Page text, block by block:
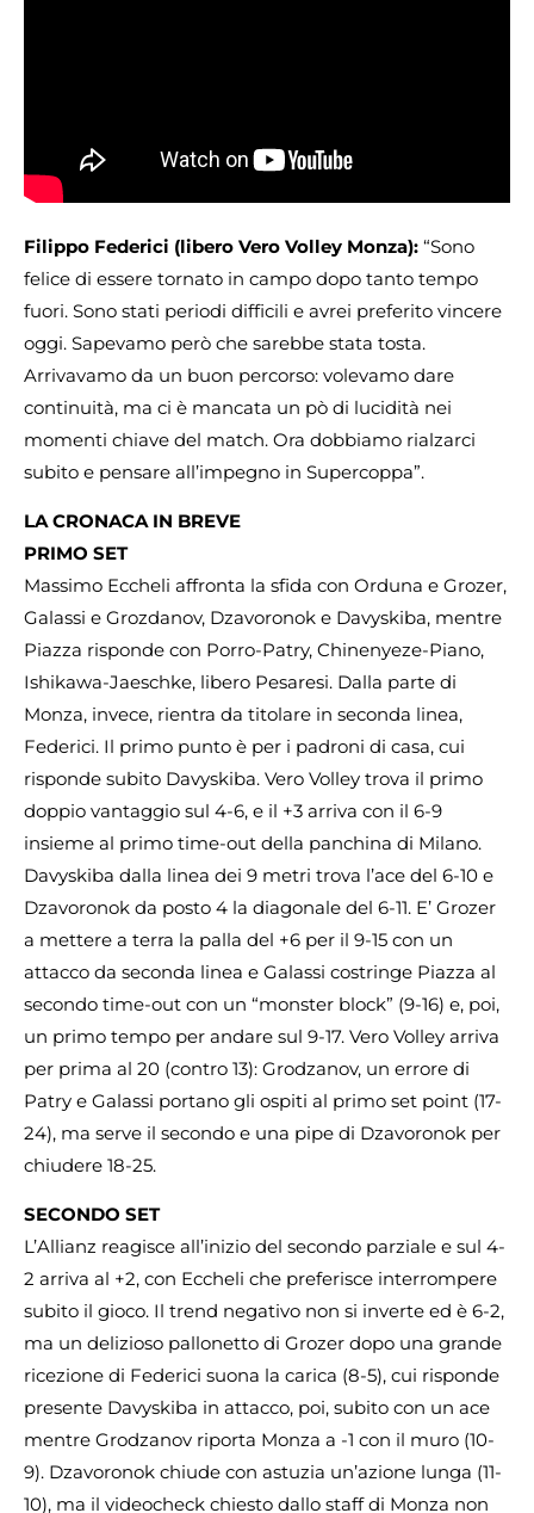
Filippo Federici (libero Vero Volley Monza): “Sono
felice di essere tornato in campo dopo tanto tempo
fuori. Sono stati periodi difficili e avrei preferito vincere
oggi. Sapevamo però che sarebbe stata tosta.
Arrivavamo da un buon percorso: volevamo dare
continuità, ma ci è mancata un pò di lucidità nei
momenti chiave del match. Ora dobbiamo rialzarci
subito e pensare all’impegno in Supercoppa”.
LA CRONACA IN BREVE
PRIMO SET
Massimo Eccheli affronta la sfida con Orduna e Grozer,
Galassi e Grozdanov, Dzavoronok e Davyskiba, mentre
Piazza risponde con Porro-Patry, Chinenyeze-Piano,
Ishikawa-Jaeschke, libero Pesaresi. Dalla parte di
Monza, invece, rientra da titolare in seconda linea,
Federici. Il primo punto è per i padroni di casa, cui
risponde subito Davyskiba. Vero Volley trova il primo
doppio vantaggio sul 4-6, e il +3 arriva con il 6-9
insieme al primo time-out della panchina di Milano.
Davyskiba dalla linea dei 9 metri trova l’ace del 6-10 e
Dzavoronok da posto 4 la diagonale del 6-11. E’ Grozer
a mettere a terra la palla del +6 per il 9-15 con un
attacco da seconda linea e Galassi costringe Piazza al
secondo time-out con un “monster block” (9-16) e, poi,
un primo tempo per andare sul 9-17. Vero Volley arriva
per prima al 20 (contro 13): Grodzanov, un errore di
Patry e Galassi portano gli ospiti al primo set point (17-
24), ma serve il secondo e una pipe di Dzavoronok per
chiudere 18-25.
SECONDO SET
L’Allianz reagisce all’inizio del secondo parziale e sul 4-
2 arriva al +2, con Eccheli che preferisce interrompere
subito il gioco. Il trend negativo non si inverte ed è 6-2,
ma un delizioso pallonetto di Grozer dopo una grande
ricezione di Federici suona la carica (8-5), cui risponde
presente Davyskiba in attacco, poi, subito con un ace
mentre Grodzanov riporta Monza a -1 con il muro (10-
9). Dzavoronok chiude con astuzia un’azione lunga (11-
10), ma il videocheck chiesto dallo staff di Monza non